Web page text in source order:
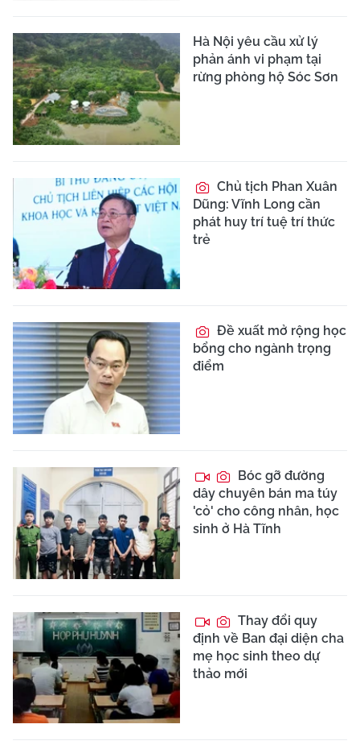
Hà Nội yêu cầu xử lý
phản ánh vi phạm tại
rừng phòng hộ Sóc Sơn
Chủ tịch Phan Xuân
Dũng: Vĩnh Long cần
phát huy trí tuệ trí thức
trẻ
Đề xuất mở rộng học
bổng cho ngành trọng
điểm
Bóc gỡ đường
dây chuyên bán ma túy
'cỏ' cho công nhân, học
sinh ở Hà Tĩnh
Thay đổi quy
định về Ban đại diện cha
mẹ học sinh theo dự
thảo mới